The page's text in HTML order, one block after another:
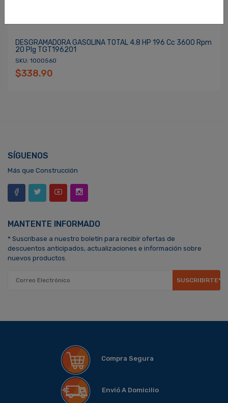
DESGRAMADORA GASOLINA TOTAL 4.8 HP 196 Cc 3600 Rpm
20 Plg TGT196201
SKU: 1000560
$338.90
SÍGUENOS
Más que Construcción
MANTENTE INFORMADO
* Suscríbase a nuestro boletín para recibir ofertas de
descuentos anticipados, actualizaciones e información sobre
nuevos productos.
SUSCRIBIRTE*
Compra Segura
Envió A Domicilio